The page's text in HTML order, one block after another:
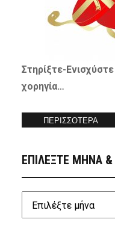
Στηρίξτε- Ενισχύστε
χορηγία…
ΠΕΡΙΣΣΟΤΕΡΑ
ΕΠΙΛΕΞΤΕ ΜΗΝΑ